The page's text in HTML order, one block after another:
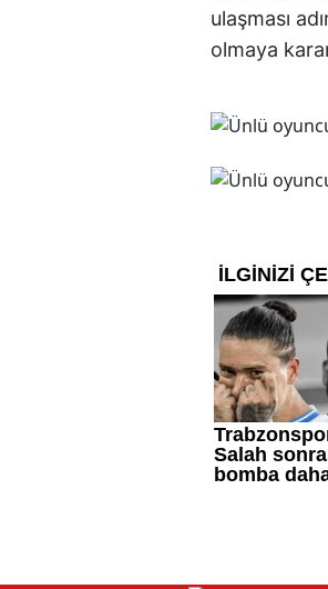
ulaşması
olmaya